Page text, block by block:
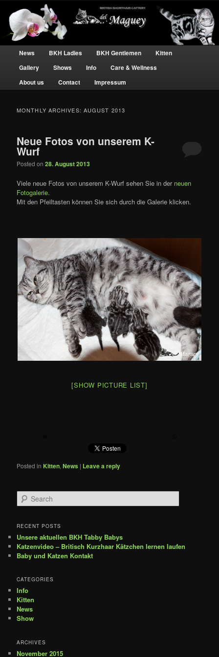
Britisch Kurzhaar silber tabby – Del
Maguey
BKH Katzen und Kater – silver tabby Hobbyzucht
Main menuSkip to primary content
Skip to secondary content
News BKH Ladies BKH Gentlemen
Kitten
Gallery
Shows Info
Care & Wellness
About us
Contact Impressum
MONTHLY ARCHIVES: AUGUST 2013
Neue Fotos von unserem K-
Wurf
Posted on28. August 2013
Viele neue Fotos von unserem K-Wurf sehen Sie in der neuen
Fotogalerie.
Mit den Pfeiltasten können Sie sich durch die Galerie klicken.
[SHOW PICTURE LIST]
Posted in Kitten,News | Leave a reply
Search
RECENT POSTS
Unsere aktuellen BKH Tabby Babys
Katzenvideo – Britisch Kurzhaar Kätzchen lernen laufen
Baby und Katzen Kontakt
CATEGORIES
Info
Kitten
News
Show
ARCHIVES
November 2015